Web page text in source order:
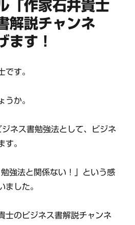
「作家石井貴士
解説チャンネ
ます！
です。
うか。
ネス書勉強法として、ビジネ
す。
強法と関係ない！」という感
ました。
士のビジネス書解説チャンネ